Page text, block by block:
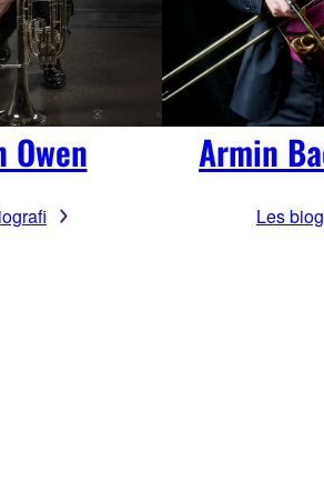
Owen Armin
Les